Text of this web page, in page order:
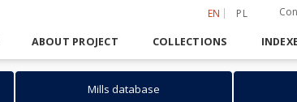
EN PL
ABOUT PROJECT COLLECTIONS
Mills database